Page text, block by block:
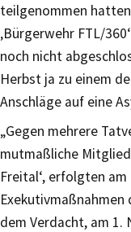
teilgenommen
‚Bürgerwehr FTL/
noch nicht
Herbst ja zu einem
Anschläge auf eine
„Gegen mehrere
mutmaßliche
Freital‘, erfolgten
dem Verdacht, am 1.